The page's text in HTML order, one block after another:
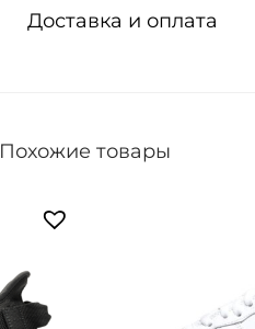
Доставка и оплата
Похожие товары